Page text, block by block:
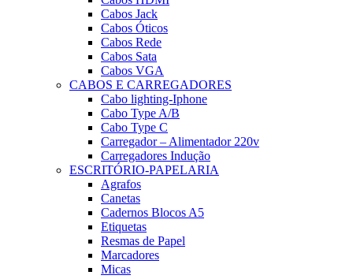
Cabos Jack
Cabos Óticos
Cabos Rede
Cabos Sata
Cabos VGA
CABOS E CARREGADORES
Cabo lighting-Iphone
Cabo Type A/B
Cabo Type C
Carregador – Alimentador 220v
Carregadores Indução
ESCRITÓRIO-PAPELARIA
Agrafos
Canetas
Cadernos Blocos A5
Etiquetas
Resmas de Papel
Marcadores
Micas